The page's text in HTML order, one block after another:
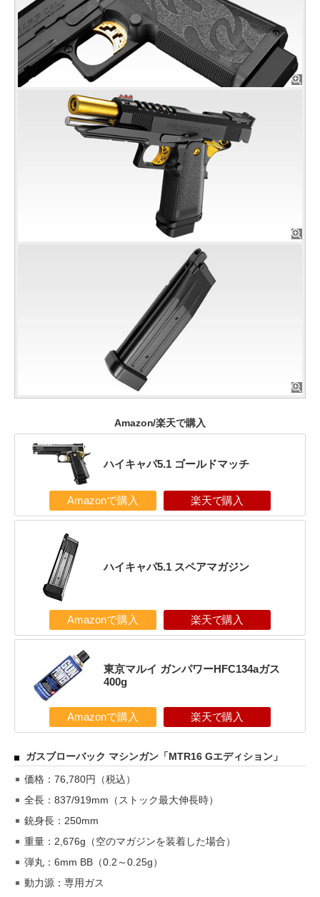
Amazon/楽天で購入
ハイキャパ5.1 ゴールドマッチ
Amazonで購入 楽天で購入
ハイキャパ5.1 スペアマガジン
Amazonで購入 楽天で購入
東京マルイ ガンパワーHFC134aガス
400g
Amazonで購入 楽天で購入
ガスブローバック マシンガン「MTR16 Gエディション」
価格：76,780円（税込）
全長：837/919mm（ストック最大伸長時）
銃身長：250mm
重量：2,676g（空のマガジンを装着した場合）
弾丸：6mm BB（0.2～0.25g）
動力源：専用ガス